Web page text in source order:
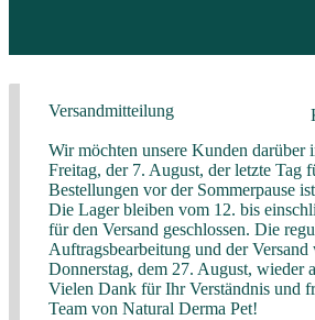
Versandmitteilung
Wir möchten unsere Kunden darüber
Freitag, der 7. August, der letzte Tag
Bestellungen vor der Sommerpause
Die Lager bleiben vom 12. bis
für den Versand geschlossen. Die
Auftragsbearbeitung und der Versand
Donnerstag, dem 27. August, wieder
Vielen Dank für Ihr Verständnis und
Team von Natural Derma Pet!